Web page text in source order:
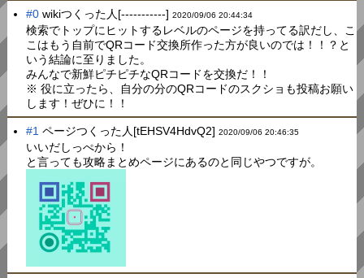
#0 wikiつくった人[-----------]2020/09/06 20:44:34
検索でトップにヒットするレベルのページを持ってる訳だし、こ
こはもう自前でQRコード交換所作った方が良いのでは！！？と
いう結論に至りました。
みんなで新鮮ピチピチなQRコードを交換だ！！
※ 役に立ったら、自分の分のQRコードのスクショも投稿お願い
します！ぜひに！！
#1 ページつくった人[tEHSV4HdvQ2]2020/09/06 20:46:35
いいだしっぺから！
と言っても攻略まとめページにあるのと同じやつですが。